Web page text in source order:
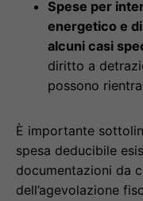
Spese per
energetico e
alcuni casi
diritto a
possono
È importante
spesa deducibile
documentazioni da
dell’agevolazione